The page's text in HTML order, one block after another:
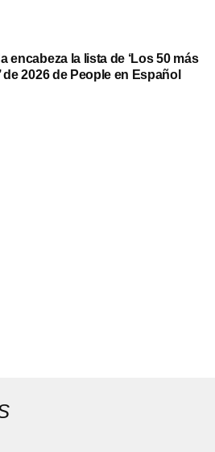
encabeza la lista de ‘Los 50 más
de 2026 de People en Español